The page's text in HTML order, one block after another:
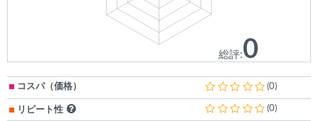
総評:0
コスパ（価格） (0)
リピート性 (0)